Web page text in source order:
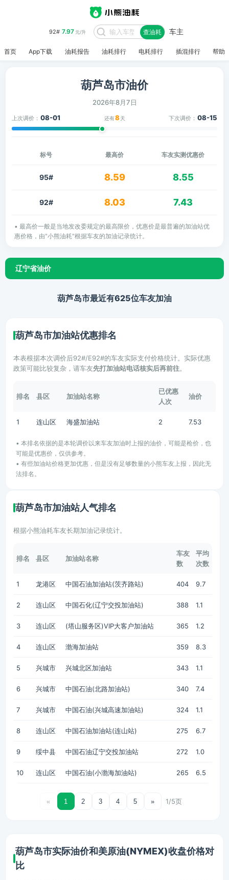
92# 7.97元/升 查油耗 车主
首页 App下载 油耗报告 油耗排行 电耗排行 插混排行 帮助
葫芦岛市油价
2026年8月7日
上次调价： 08-01 还有8 天 下次调价： 08-15
标号 最高价 车友实测优惠价
95# 8.59 8.55
92# 8.03 7.43
• 最高价一般是当地发改委规定的最高限价，优惠价是最普遍的加油站优
惠价格，由"小熊油耗"根据车友的加油记录统计。
辽宁省油价
葫芦岛市最近有625位车友加油
葫芦岛市加油站优惠排名
本表根据本次调价后92#/E92#的车友实际支付价格统计。实际优惠
政策可能比较复杂，请车友先打加油站电话核实后再前往。
排名 县区 加油站名称
已优惠
人次
油价
1 连山区 海盛加油站 2 7.53
• 本排名依据的是本轮调价以来车友加油时上报的油价，可能是枪价，也
可能是优惠价，仅供参考。
• 有些加油站价格更加优惠，但是没有足够数量的小熊车友上报，因此无
法排名。
葫芦岛市加油站人气排名
根据小熊油耗车友长期加油记录统计。
排名 县区 加油站名称
车友
数
平均
次数
1 龙港区 中国石油加油站(茨齐路站) 404 9.7
2 连山区 中国石化(辽宁交投加油站) 388 1.1
3 连山区 (塔山服务区)VIP大客户加油站 365 1.2
4 连山区 渤海加油站 359 8.3
5 兴城市 兴城北区加油站 343 1.1
6 兴城市 中国石油(北路加油站) 340 7.4
7 兴城市 中国石油(兴城高速加油站) 324 1.1
8 连山区 中国石油加油站(连山站) 275 6.7
9 绥中县 中国石油辽宁交投加油站 272 1.0
10 连山区 中国石油(小渤海加油站) 265 6.5
« 1 2 3 4 5 » 1/5页
葫芦岛市实际油价和美原油(NYMEX)收盘价格对
比